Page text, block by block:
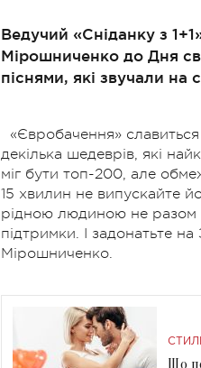
Ведучий «Сніданку з
Мірошниченко до Дня
піснями, які звучали на
«Євробачення»
декілька шедеврів, які
міг бути топ-200, але
15 хвилин не випускайте
рідною людиною не разом
підтримки. І задонатьте
Мірошниченко.
Що